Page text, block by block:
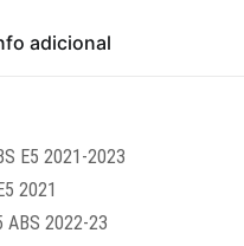
adicional
E5 2021-2023
2021
ABS 2022-23